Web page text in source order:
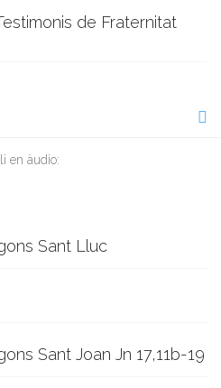
de Fraternitat
en àudio:
Sant Lluc
Sant Joan Jn 17,11b-19